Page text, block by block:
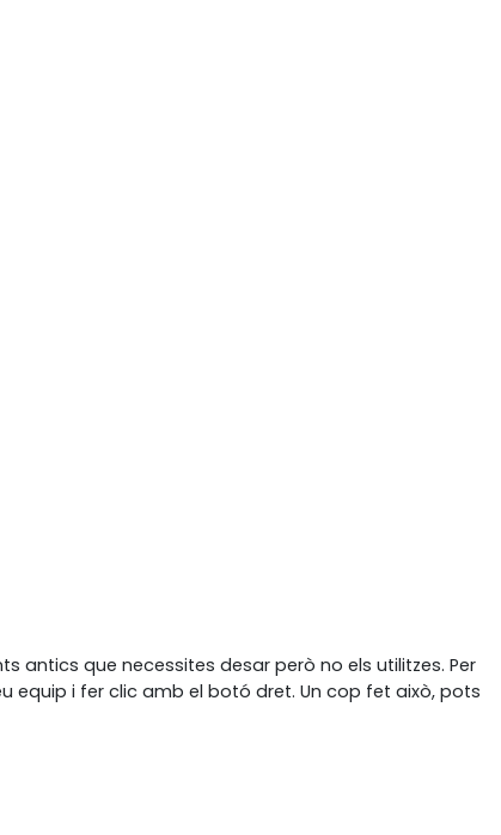
que necessites desar però no els utilitzes. Per
equip i fer clic amb el botó dret. Un cop fet això, pots